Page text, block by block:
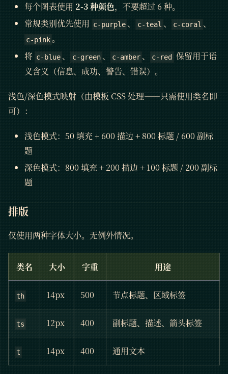
每个图表使用 2-3 种颜色，不要超过 6 种。
常规类别优先使用 c-purple 、 c-teal 、 c-coral 、
c-pink 。
将 c-blue 、 c-green 、 c-amber、 c-red
保留用于语
义含义（信息、成功、警告、错误）。
浅色/深色模式映射（由模板 CSS 处理——只需使用类名即
可）：
浅色模式：50 填充 + 600 描边 + 800 标题 / 600 副标
题
深色模式：800 填充 + 200 描边 + 100 标题 / 200 副标
题
排版
仅使用两种字体大小。无例外情况。
类名 大小 字重 用途
th 14px 500 节点标题、区域标签
ts 12px 400 副标题、描述、箭头标签
t 14px 400 通用文本